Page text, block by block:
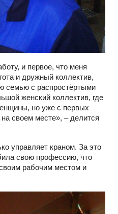
и первое, что меня
и дружный коллектив,
семью с распростёртыми
женский коллектив, где
но уже с первых
своем месте», – делится
управляет краном. За это
свою профессию, что
рабочим местом и